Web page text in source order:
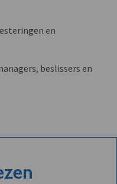
en
beslissers en